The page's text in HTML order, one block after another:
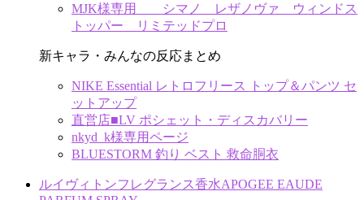
MJK様専用 シマノ レザノヴァ ウィンドス
トッパー リミテッドプロ
新キャラ・みんなの反応まとめ
NIKE Essential レトロフリース トップ＆パンツ セ
ットアップ
直営店■LV ポシェット・ディスカバリー
nkyd_k様専用ページ
BLUESTORM 釣り ベスト 救命胴衣
ルイヴィトンフレグランス香水APOGEE EAUDE